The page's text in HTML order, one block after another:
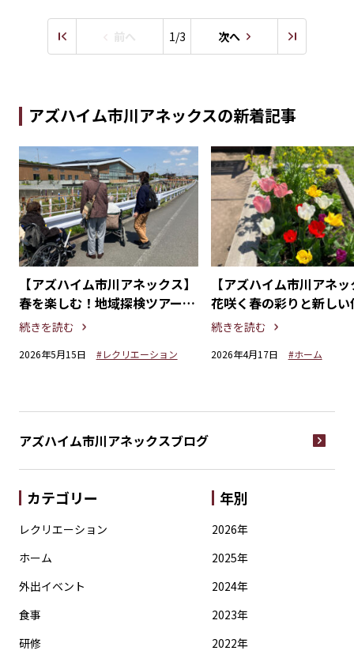
前へ 1/3 次へ
アズハイム市川アネックスの新着記事
【アズハイム市川アネックス】
春を楽しむ！地域探検ツアーと
母の日レクリエーション
続きを読む
2026年5月15日 #レクリエーション
【アズハイム市川アネ
花咲く春の彩りと新しい
続きを読む
2026年4月17日 #ホーム
アズハイム市川アネックスブログ
カテゴリー
レクリエーション
ホーム
外出イベント
食事
研修
年別
2026年
2025年
2024年
2023年
2022年